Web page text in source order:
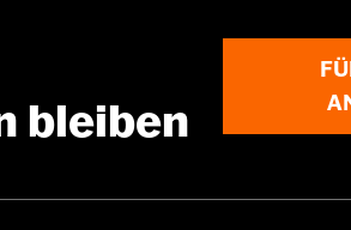
bleiben